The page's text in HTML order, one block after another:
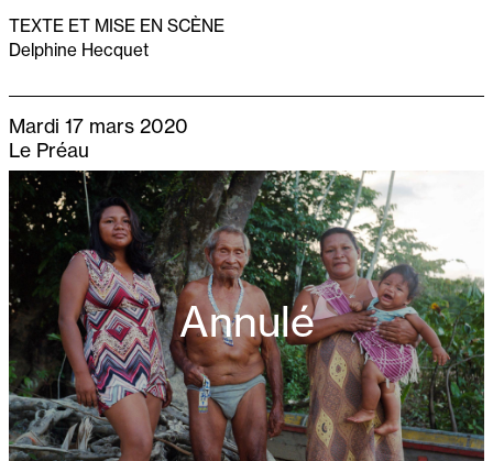
TEXTE ET MISE EN SCÈNE
Delphine Hecquet
Mardi 17 mars 2020
Le Préau
Annulé